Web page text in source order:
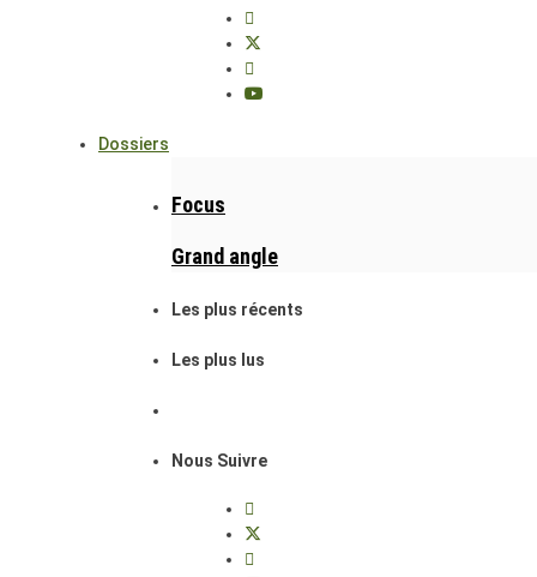
Dossiers
Focus
Grand angle
Les plus récents
Les plus lus
Nous Suivre